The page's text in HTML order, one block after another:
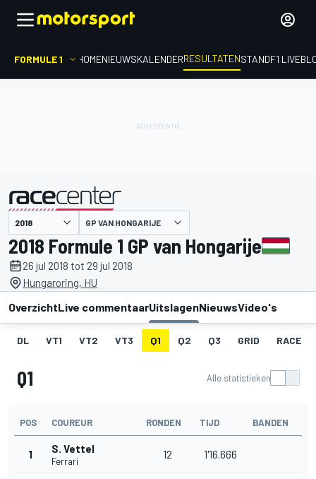
FORMULE 1 HOMENIEUWSKALENDERRESULTATENSTANDF1
gepresenteerd door GP VAN HONGARIJE
2018 Formule 1 GP van Hongarije
26 jul 2018 tot 29 jul 2018
Hungaroring, HU
OverzichtLive commentaarUitslagenNieuwsVideo's
DL VT1 VT2 VT3 Q1 Q2 Q3 GRID RACE
Q1 Alle statistieken
POS COUREUR RONDEN TIJD BANDEN
1 S. Vettel
Ferrari
12 1'16.666